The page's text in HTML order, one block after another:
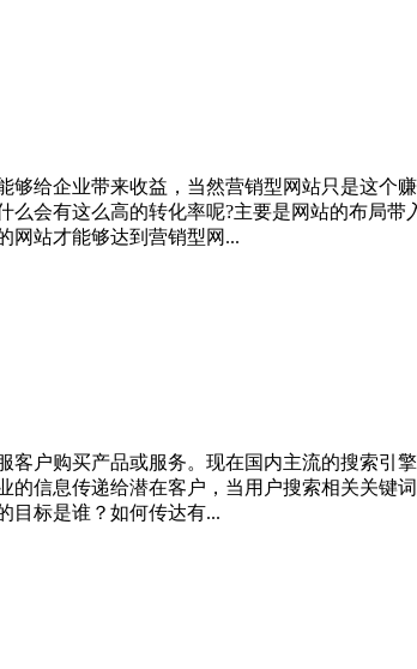
给企业带来收益，当然营销型网站只是这个
会有这么高的转化率呢?主要是网站的布局
网站才能够达到营销型网...
户购买产品或服务。现在国内主流的搜索引
信息传递给潜在客户，当用户搜索相关关键
目标是谁？如何传达有...